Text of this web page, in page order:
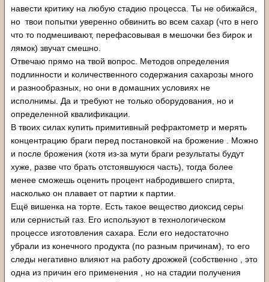
навести критику на любую стадию процесса. Ты не обижайся,
но твои попытки уверенно обвинить во всем сахар (что в него
что то подмешивают, перефасовывая в мешочки без бирок и
лямок) звучат смешно.
Отвечаю прямо на твой вопрос. Методов определения
подлинности и количественного содержания сахарозы много
и разнообразных, но они в домашних условиях не
исполнимы. Да и требуют не только оборудования, но и
определенной квалификации.
В твоих силах купить примитивный рефрактометр и мерять
концентрацию браги перед постановкой на брожение . Можно
и после брожения (хотя из-за мути браги результаты будут
хуже, разве что брать отстоявшуюся часть), тогда более
менее сможешь оценить процент набродившего спирта,
насколько он плавает от партии к партии.
Ещё вишенка на торте. Есть такое вещество диоксид серы
или сернистый газ. Его используют в технологическом
процессе изготовления сахара. Если его недостаточно
убрали из конечного продукта (по разным причинам), то его
следы негативно влияют на работу дрожжей (собственно , это
одна из причин его применения , но на стадии получения